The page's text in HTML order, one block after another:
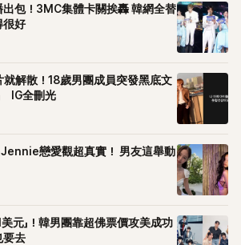
出包！3MC集體卡關挨轟 韓網全替
很好
就解散！18歲男團成員突發黑底文
IG全刪光
Jennie戀愛觀超真實！ 男友這舉動
美元」！韓男團靠超佛票價攻美成功
要去